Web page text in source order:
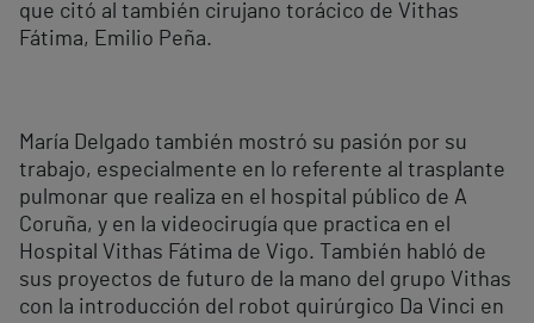
que citó al también cirujano torácico de Vithas
Fátima, Emilio Peña.
María Delgado también mostró su pasión por su
trabajo, especialmente en lo referente al trasplante
pulmonar que realiza en el hospital público de A
Coruña, y en la videocirugía que practica en el
Hospital Vithas Fátima de Vigo. También habló de
sus proyectos de futuro de la mano del grupo Vithas
con la introducción del robot quirúrgico Da Vinci en